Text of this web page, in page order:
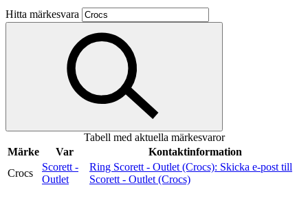
Butiker
Mat och dryck
Evenemang
Erbjudanden
Inspiration
Hitta märkesvara
Tabell med aktuella märkesvaror
Märke
Var
Kontaktinformation
Crocs
Scorett -
Outlet
Ring Scorett - Outlet (Crocs): Skicka e-post till
Scorett - Outlet (Crocs)